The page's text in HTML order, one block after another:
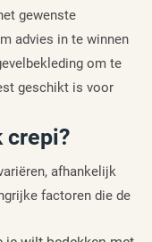
gewenste
advies in te winnen
om te
geschikt is voor
crepi?
afhankelijk
factoren die de